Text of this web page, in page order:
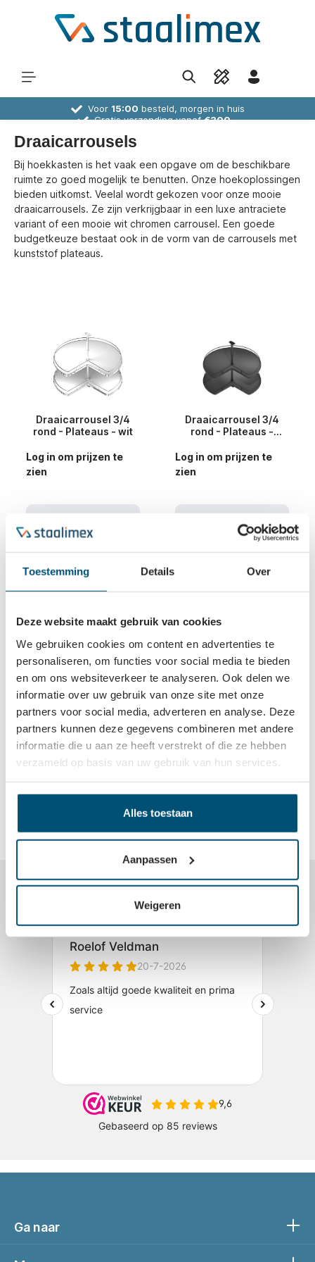
Toestemming Details Over
Deze website maakt gebruik van cookies
We gebruiken cookies om content en advertenties te
personaliseren, om functies voor social media te bieden
en om ons websiteverkeer te analyseren. Ook delen we
informatie over uw gebruik van onze site met onze
partners voor social media, adverteren en analyse. Deze
partners kunnen deze gegevens combineren met andere
informatie die u aan ze heeft verstrekt of die ze hebben
verzameld op basis van uw gebruik van hun services.
Alles toestaan
Aanpassen
Weigeren
Voor 15:00 besteld, morgen in huis
Gratis verzending vanaf€300,-
Draaicarrousels
Bij hoekkasten is het vaak een opgave om de beschikbare
ruimte zo goed mogelijk te benutten. Onze hoekoplossingen
bieden uitkomst. Veelal wordt gekozen voor onze mooie
draaicarrousels. Ze zijn verkrijgbaar in een luxe antraciete
variant of een mooie wit chromen carrousel. Een goede
budgetkeuze bestaat ook in de vorm van de carrousels met
kunststof plateaus.
Draaicarrousel 3/4
rond - Plateaus - wit
Log in om prijzen te
zien
Draaicarrousel 3/4
rond - Plateaus -
Log in om prijzen te
zien
Draaicarrousel 3/4
rond - Nova Flat
Log in om prijzen te
zien
Bekijk varianten
Draaicarrousel 3/4
rond met chromen
Ø820mm - 730-
820mm
Log in om prijzen te
zien
Bekijk varianten
Ga naar